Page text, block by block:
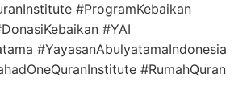
#ProgramKebaikan
#YAI
#YayasanAbulyatamaIndonesia
#RumahQuran